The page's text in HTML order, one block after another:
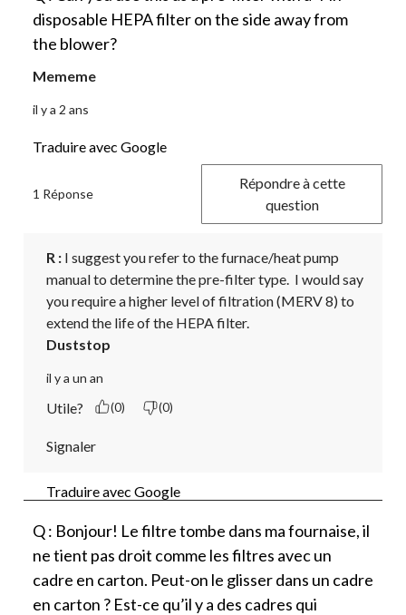
disposable HEPA filter on the side away from
the blower?
Mememe
il y a 2 ans
Traduire avec Google
1 Réponse
Répondre à cette
question
R : I suggest you refer to the furnace/heat pump
manual to determine the pre-filter type.  I would say
you require a higher level of filtration (MERV 8) to
extend the life of the HEPA filter.
Duststop
il y a un an
Utile? (0) (0)
Signaler
Traduire avec Google
Q : Bonjour! Le filtre tombe dans ma fournaise, il
ne tient pas droit comme les filtres avec un
cadre en carton. Peut-on le glisser dans un cadre
en carton ? Est-ce qu’il y a des cadres qui